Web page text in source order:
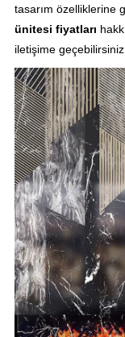
tasarım özelliklerine
ünitesi fiyatları
iletişime